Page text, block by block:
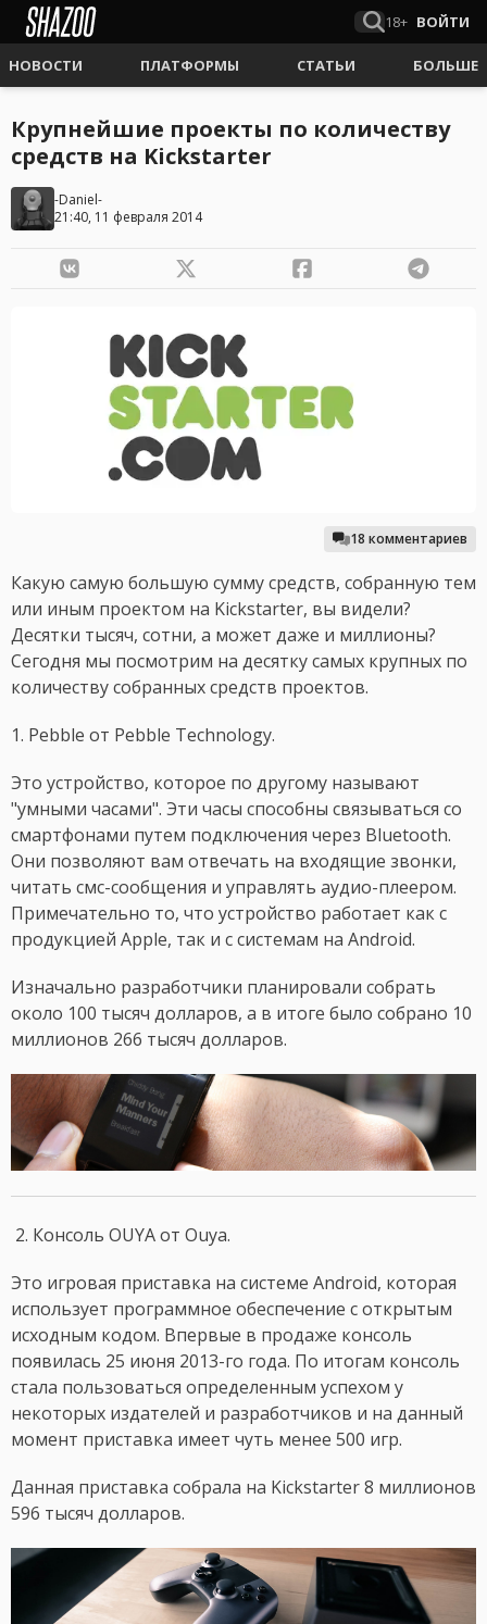
18+ ВОЙТИ
НОВОСТИ ПЛАТФОРМЫ СТАТЬИ БОЛЬШЕ
Крупнейшие проекты по количеству
средств на Kickstarter
-Daniel-
21:40, 11 февраля 2014
18 комментариев
Какую самую большую сумму средств, собранную тем
или иным проектом на Kickstarter, вы видели?
Десятки тысяч, сотни, а может даже и миллионы?
Сегодня мы посмотрим на десятку самых крупных по
количеству собранных средств проектов.
1. Pebble от Pebble Technology.
Это устройство, которое по другому называют
"умными часами". Эти часы способны связываться со
смартфонами путем подключения через Bluetooth.
Они позволяют вам отвечать на входящие звонки,
читать смс-сообщения и управлять аудио-плеером.
Примечательно то, что устройство работает как с
продукцией Apple, так и с системам на Android.
Изначально разработчики планировали собрать
около 100 тысяч долларов, а в итоге было собрано 10
миллионов 266 тысяч долларов.
2. Консоль OUYA от Ouya.
Это игровая приставка на системе Android, которая
использует программное обеспечение с открытым
исходным кодом. Впервые в продаже консоль
появилась 25 июня 2013-го года. По итогам консоль
стала пользоваться определенным успехом у
некоторых издателей и разработчиков и на данный
момент приставка имеет чуть менее 500 игр.
Данная приставка собрала на Kickstarter 8 миллионов
596 тысяч долларов.